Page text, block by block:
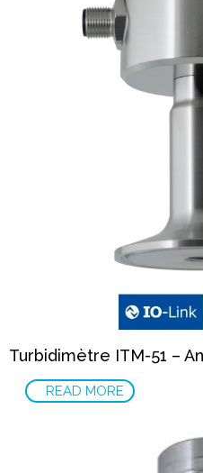
Turbidimètre ITM-51 –
READ MORE